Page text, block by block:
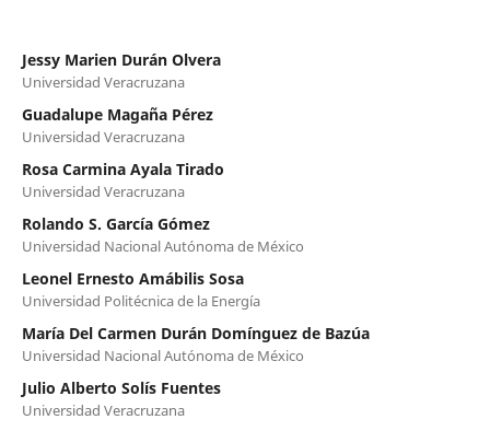
Jessy Marien Durán Olvera
Universidad Veracruzana
Guadalupe Magaña Pérez
Universidad Veracruzana
Rosa Carmina Ayala Tirado
Universidad Veracruzana
Rolando S. García Gómez
Universidad Nacional Autónoma de México
Leonel Ernesto Amábilis Sosa
Universidad Politécnica de la Energía
María Del Carmen Durán Domínguez de Bazúa
Universidad Nacional Autónoma de México
Julio Alberto Solís Fuentes
Universidad Veracruzana